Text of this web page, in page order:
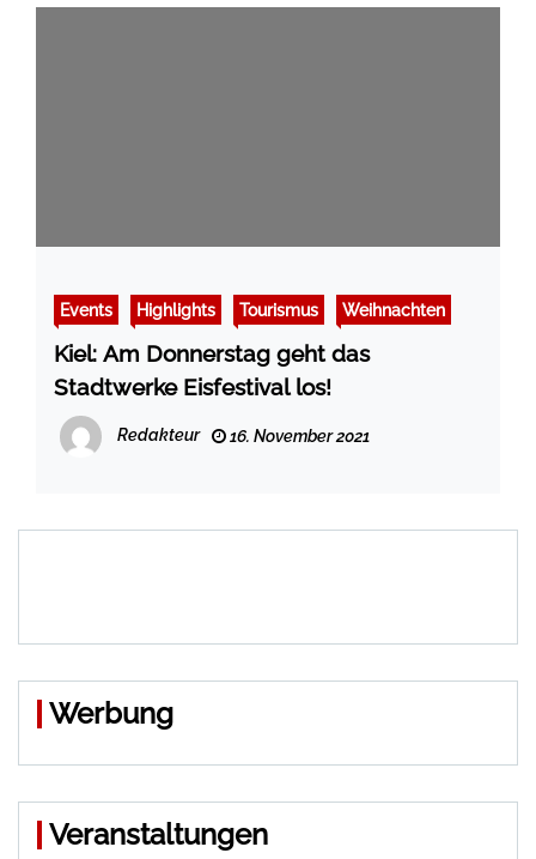
Events Highlights Tourismus Weihnachten
Kiel: Am Donnerstag geht das
Stadtwerke Eisfestival los!
Redakteur 16. November 2021
Werbung
Veranstaltungen